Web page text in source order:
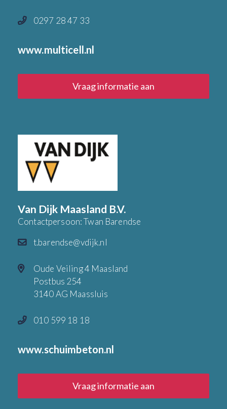
0297 28 47 33
www.multicell.nl
Vraag informatie aan
Van Dijk Maasland B.V.
Contactpersoon: Twan Barendse
t.barendse@vdijk.nl
Oude Veiling 4 Maasland
Postbus 254
3140 AG Maassluis
010 599 18 18
www.schuimbeton.nl
Vraag informatie aan